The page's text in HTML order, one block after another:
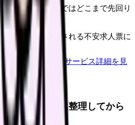
、自院の求人票ではどこまで先回り
？
方 応募前に離脱される不安求人票に
積もりを依頼
サービス詳細を見
イプを、先に整理してから